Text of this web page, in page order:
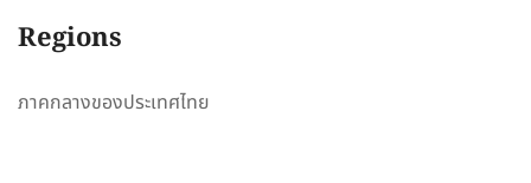
Regions
ภาคกลางของประเทศไทย